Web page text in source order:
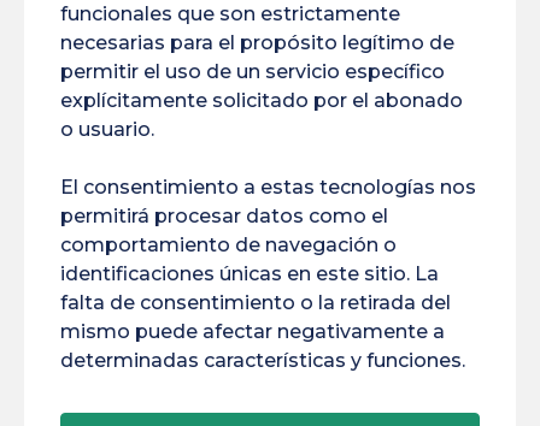
funcionales que son estrictamente
necesarias para el propósito legítimo de
permitir el uso de un servicio específico
explícitamente solicitado por el abonado
o usuario.
El consentimiento a estas tecnologías nos
permitirá procesar datos como el
comportamiento de navegación o
identificaciones únicas en este sitio. La
falta de consentimiento o la retirada del
mismo puede afectar negativamente a
determinadas características y funciones.
Financiación Formación Continua
Fronteras FSDIE IA Internacional
Laboratorios
MT180 Retratos Proyectos
Buscar En Vuelta Al Cole Salud
Espacial Becarios Seminario
Escuela De Doctorado